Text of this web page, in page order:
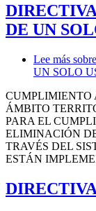
DE UN
Lee más
UN SOLO
CUMPLIMIENTO
ÁMBITO
PARA EL
ELIMINACIÓN
TRAVÉS DEL
ESTÁN